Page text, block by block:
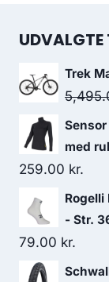
UDVALGTE
Trek
med
259.00 kr.
Rogelli
- Str.
79.00 kr.